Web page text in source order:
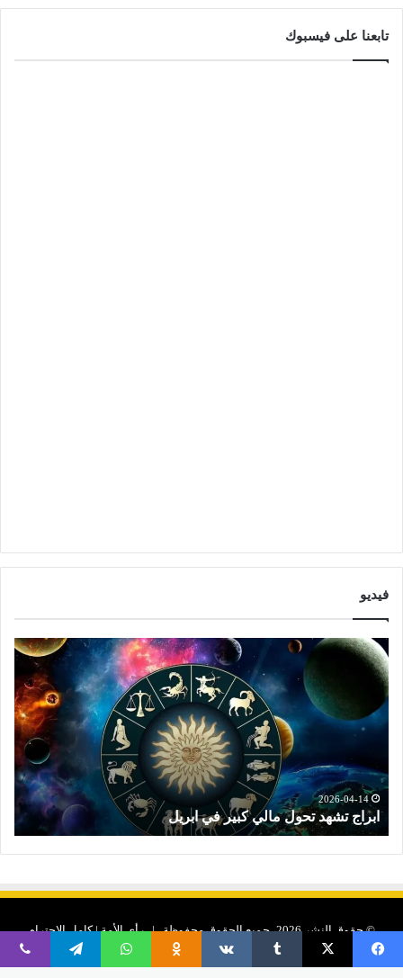
تابعنا على فيسبوك
فيديو
ب
ر
ا
ج
ه
ح
و
م
ل
ي
ك
2026-04-14
ابراج تشهد تحول مالي كبير في ابريل
ا
ا
ن
ف
© حقوق النشر 2026، جميع الحقوق محفوظة | رأى الأمة | كامل الاحترام
لحقوق الملكية الفكرية والأدبية لجميع منصات الاخبار
فيسبوك ‫X
Odnoklassnikiواتساب تيلقرام ڤايبر